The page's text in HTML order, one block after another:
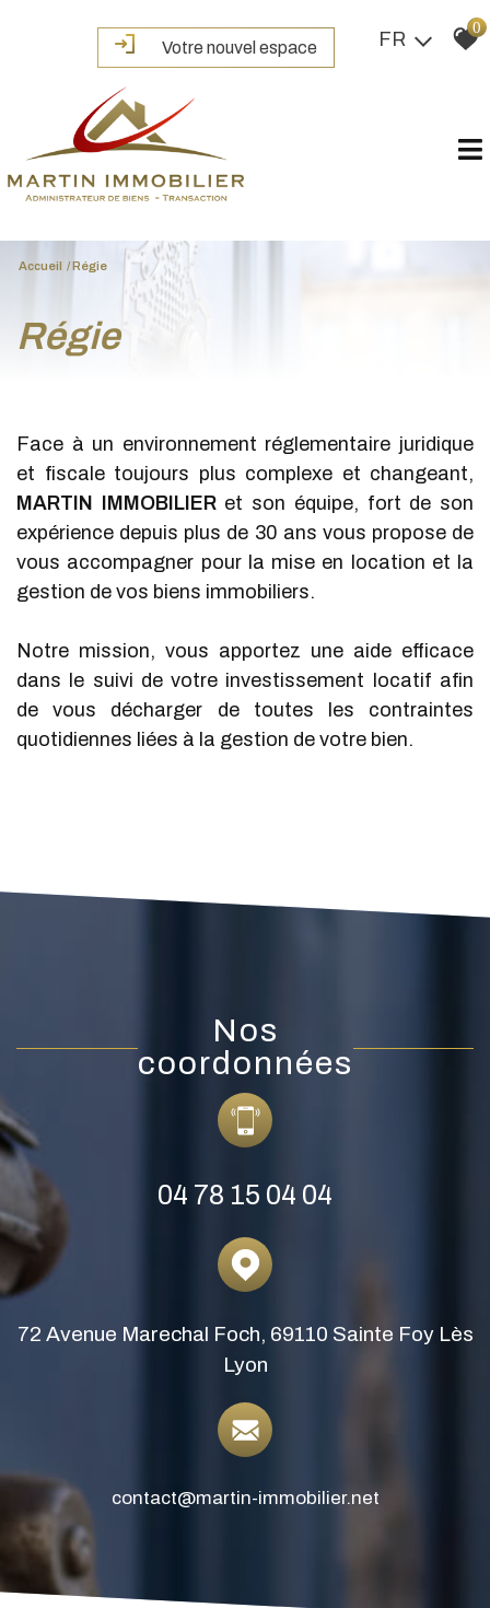
Votre nouvel espace FR
0
Accueil Régie
régie
Face à un environnement réglementaire juridique
et fiscale toujours plus complexe et changeant,
MARTIN IMMOBILIERet son équipe, fort de son
expérience depuis plus de 30 ans vous propose de
vous accompagner pour la mise en location et la
gestion de vos biens immobiliers.
Notre mission, vous apportez une aide efficace
dans le suivi de votre investissement locatif afin
de vous décharger de toutes les contraintes
quotidiennes liées à la gestion de votre bien.
Nos
coordonnées
04 78 15 04 04
72 Avenue Marechal Foch, 69110 Sainte Foy Lès
Lyon
contact@martin-immobilier.net